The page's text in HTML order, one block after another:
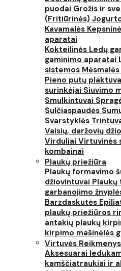
puodai Grožis ir
(Fritiūrinės)
Kavamalės
aparatai
Kokteilinės Ledų
gaminimo aparatai
sistemos Mėsmalės
Pieno putų
surinkėjai Siuvimo
Smulkintuvai
Sulčiaspaudės
Svarstyklės
Vaisių, daržovių
Virduliai Virtuvinės
kombainai
Plaukų priežiūra
Plaukų formavimo
džiovintuvai Plaukų
garbanojimo
Barzdaskutės
plaukų priežiūros
antakių plaukų
kirpimo mašinėlės
Virtuvės Reikmenys
Aksesuarai
kamščiatraukiai ir